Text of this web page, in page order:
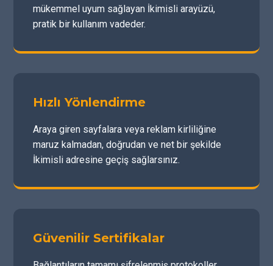
mükemmel uyum sağlayan İkimisli arayüzü,
pratik bir kullanım vadeder.
Hızlı Yönlendirme
Araya giren sayfalara veya reklam kirliliğine
maruz kalmadan, doğrudan ve net bir şekilde
İkimisli adresine geçiş sağlarsınız.
Güvenilir Sertifikalar